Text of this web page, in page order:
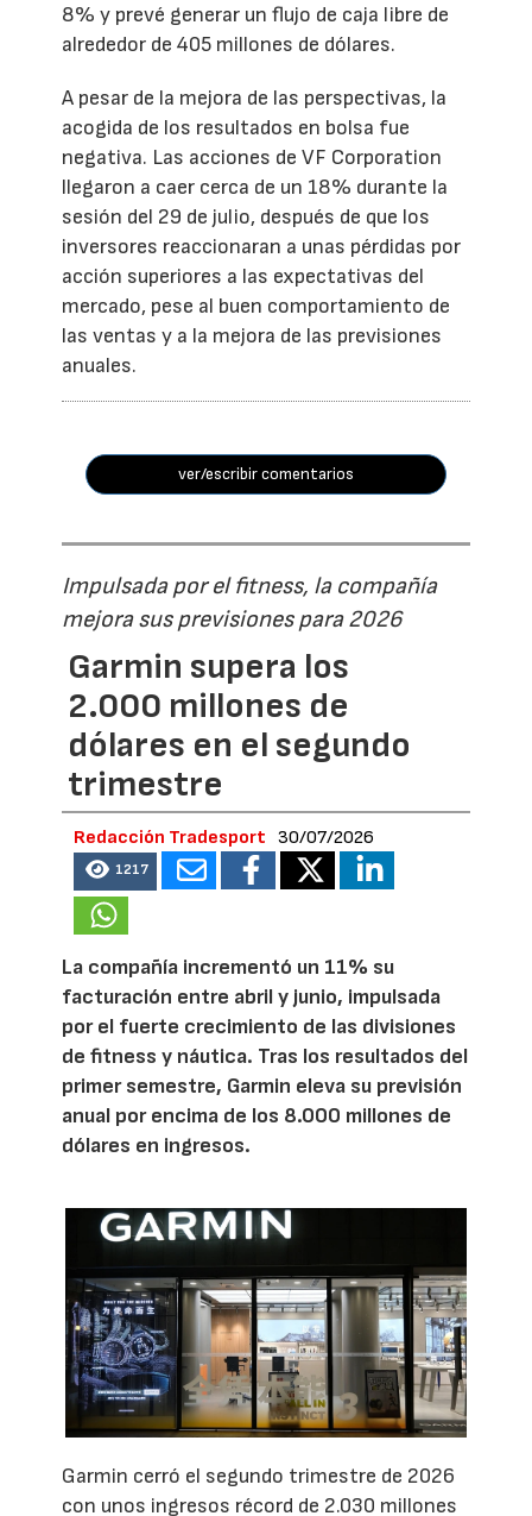
8% y prevé generar un flujo de caja libre de
alrededor de 405 millones de dólares.
A pesar de la mejora de las perspectivas, la
acogida de los resultados en bolsa fue
negativa. Las acciones de VF Corporation
llegaron a caer cerca de un 18% durante la
sesión del 29 de julio, después de que los
inversores reaccionaran a unas pérdidas por
acción superiores a las expectativas del
mercado, pese al buen comportamiento de
las ventas y a la mejora de las previsiones
anuales.
ver/escribir comentarios
Impulsada por el fitness, la compañía
mejora sus previsiones para 2026
Garmin supera los
2.000 millones de
dólares en el segundo
trimestre
Redacción Tradesport 30/07/2026
1217
La compañía incrementó un 11% su
facturación entre abril y junio, impulsada
por el fuerte crecimiento de las divisiones
de fitness y náutica. Tras los resultados del
primer semestre, Garmin eleva su previsión
anual por encima de los 8.000 millones de
dólares en ingresos.
Garmin cerró el segundo trimestre de 2026
con unos ingresos récord de 2.030 millones